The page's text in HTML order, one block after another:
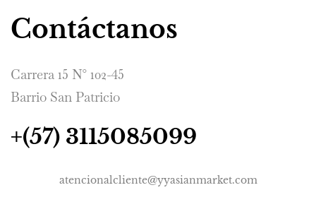
Contáctanos
Carrera 15 N° 102-45
Barrio San Patricio
+(57) 3115085099
atencionalcliente@yyasianmarket.com